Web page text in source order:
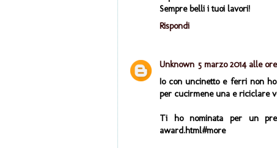
Sempre belli i tuoi lavori!
Rispondi
Unknown 5 marzo 2014 alle ore
Io con uncinetto e ferri non
per cucirmene una e riciclare
Ti ho nominata per un
award.html#more